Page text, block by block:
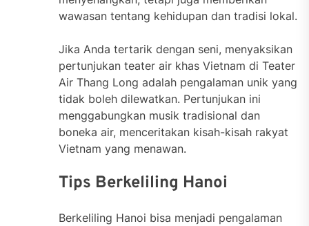
wawasan tentang kehidupan dan tradisi lokal.
Jika Anda tertarik dengan seni, menyaksikan
pertunjukan teater air khas Vietnam di Teater
Air Thang Long adalah pengalaman unik yang
tidak boleh dilewatkan. Pertunjukan ini
menggabungkan musik tradisional dan
boneka air, menceritakan kisah-kisah rakyat
Vietnam yang menawan.
Tips Berkeliling Hanoi
Berkeliling Hanoi bisa menjadi pengalaman